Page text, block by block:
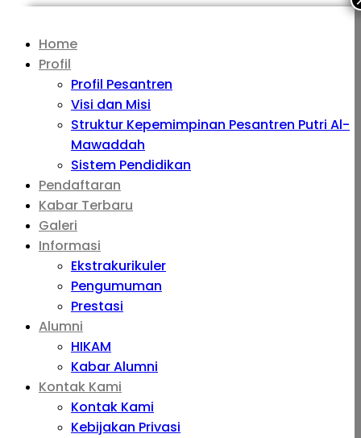
Home
Profil
Profil Pesantren
Visi dan Misi
Struktur Kepemimpinan Pesantren Putri Al-
Mawaddah
Sistem Pendidikan
Pendaftaran
Kabar Terbaru
Galeri
Informasi
Ekstrakurikuler
Pengumuman
Prestasi
Alumni
HIKAM
Kabar Alumni
Kontak Kami
Kontak Kami
Kebijakan Privasi